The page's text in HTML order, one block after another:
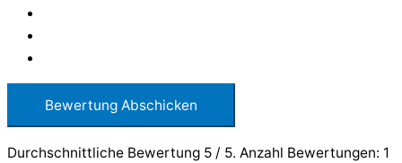
Bewertung Abschicken
Durchschnittliche Bewertung 5 / 5. Anzahl Bewertungen: 1